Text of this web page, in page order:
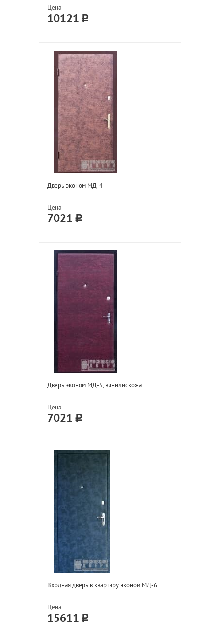
Цена
10121
Дверь эконом МД-4
Цена
7021
Дверь эконом МД-5, винилискожа
Цена
7021
Входная дверь в квартиру эконом МД-6
Цена
15611